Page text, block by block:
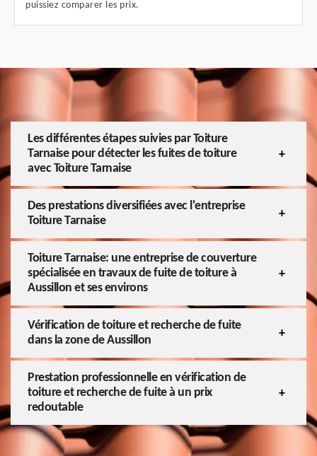
puissiez comparer les prix.
Les différentes étapes suivies par Toiture
Tarnaise pour détecter les fuites de toiture
avec Toiture Tarnaise
Des prestations diversifiées avec l'entreprise
Toiture Tarnaise
Toiture Tarnaise: une entreprise de couverture
spécialisée en travaux de fuite de toiture à
Aussillon et ses environs
Vérification de toiture et recherche de fuite
dans la zone de Aussillon
Prestation professionnelle en vérification de
toiture et recherche de fuite à un prix
redoutable